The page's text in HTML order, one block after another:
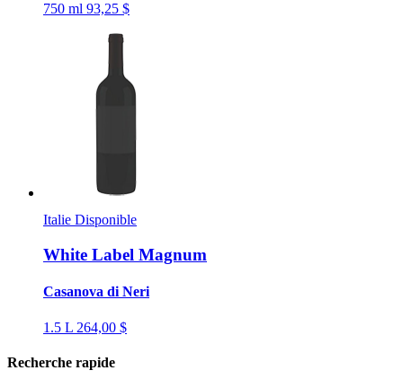
750 ml 93,25 $
Italie Disponible
White Label Magnum
Casanova di Neri
1.5 L 264,00 $
Recherche rapide